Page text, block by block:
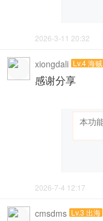
2026-3-11 20:32
xiongdali Lv.4 海贼
感谢分享
2026-7-4 12:17
cmsdms Lv.3 出海